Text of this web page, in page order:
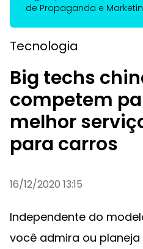
de Propaganda e
Tecnologia
Big techs
competem
melhor
para carros
16/12/2020 13:15
Independente do
você admira ou planeja